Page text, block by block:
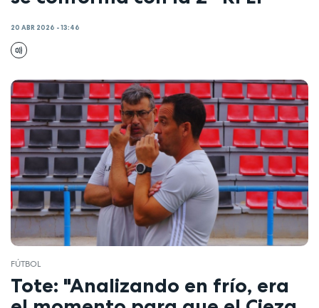
20 ABR 2026 - 13:46
FÚTBOL
Tote: "Analizando en frío, era